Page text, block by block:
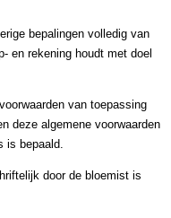
bepalingen volledig van
en rekening houdt met doel
van toepassing
deze algemene voorwaarden
is bepaald.
door de bloemist is